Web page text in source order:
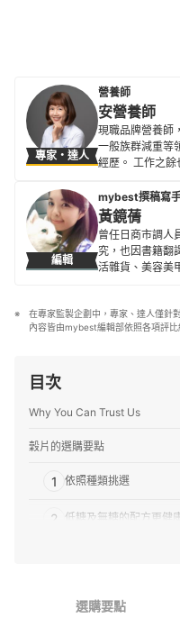
專家・達人
營養師
安營養師
現職品牌營養師
一般族群減重等
經歷。 工作之
養，並歡迎所有
天。
安營養師的簡
編輯
mybest撰稿寫
黃鏡蒨
曾任日商市調人
究，也因書籍翻
活雜貨、美容美
在專家監製企劃中，專家、達人僅針
內容皆由mybest編輯部依照各項評
目次
Why You Can Trust Us
穀片的選購要點
1 依照種類挑選
2 低糖及無糖的配方更健
選購要點